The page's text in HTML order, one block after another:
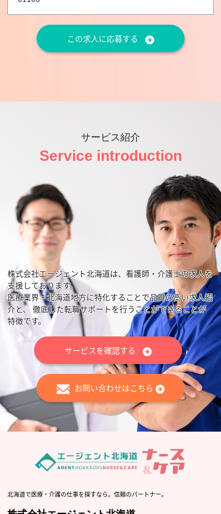
この求人に応募する
サービス紹介
Service introduction
株式会社エージェント北海道は、看護師・介護士の求人を
支援しております。
医療業界・北海道地方に特化することで品質の高い求人紹
介と、 徹底した転職サポートを行うことができることが
特徴です。
サービスを確認する
お問い合わせはこちら
北海道で医療・介護の仕事を探すなら。信頼のパートナー。